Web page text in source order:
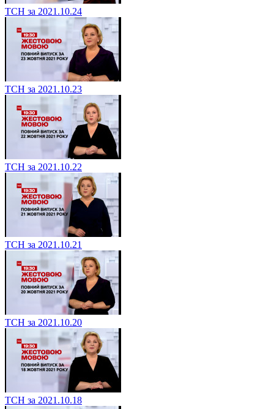
ТСН за 2021.10.24
ТСН за 2021.10.23
ТСН за 2021.10.22
ТСН за 2021.10.21
ТСН за 2021.10.20
ТСН за 2021.10.18